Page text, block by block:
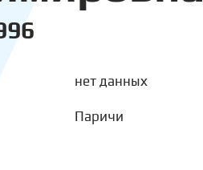
нет данных
Паричи